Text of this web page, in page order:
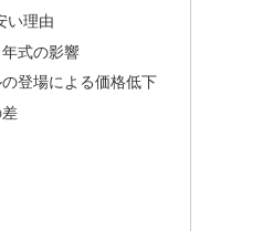
い理由
式の影響
登場による価格低下